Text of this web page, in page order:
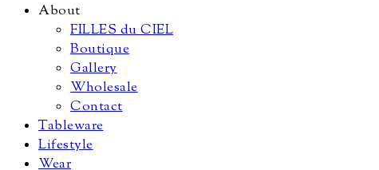
About
FILLES du CIEL
Boutique
Gallery
Wholesale
Contact
Tableware
Lifestyle
Wear